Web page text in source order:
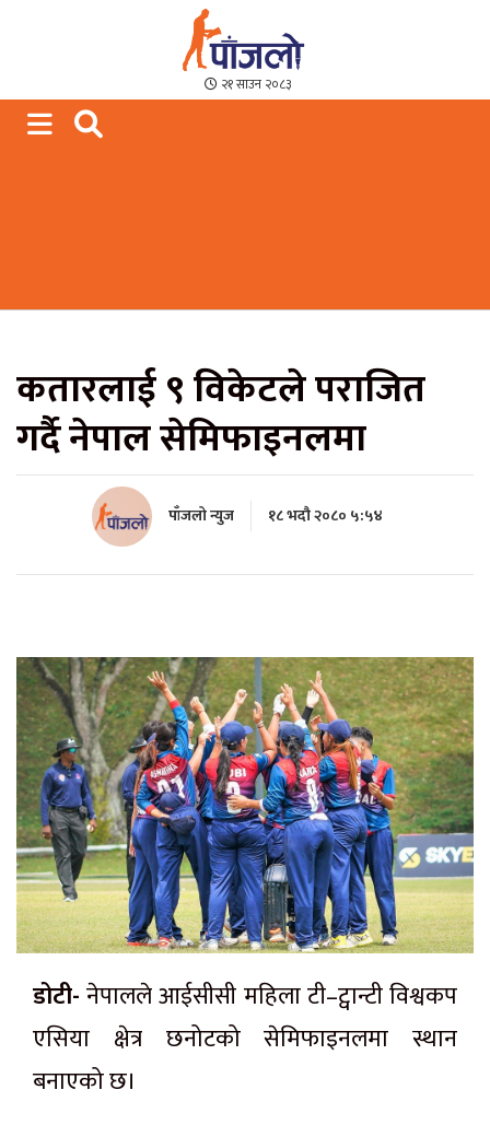
Paajalo News
We are from Far West Nepal
२१ साउन २०८३
कतारलाई ९ विकेटले पराजित
गर्दै नेपाल सेमिफाइनलमा
पाँजलो न्युज १८ भदौ २०८० ५:५४
डोटी-नेपालले आईसीसी महिला टी–ट्वान्टी विश्वकप
एसिया क्षेत्र छनोटको सेमिफाइनलमा स्थान
बनाएको छ।